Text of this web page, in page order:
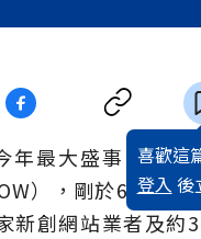
喜歡這
登入 後
年最大盛事「第一
），剛於6月底
新創網站業者及約